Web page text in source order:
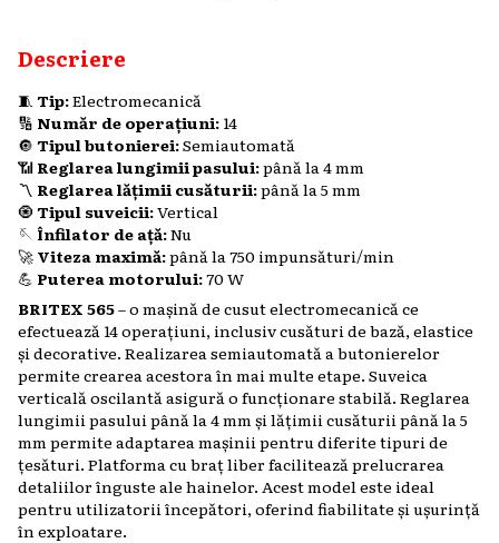
Descriere
🧵Tip:Electromecanică
🔢 Număr de operațiuni: 14
🔘 Tipul butonierei:Semiautomată
📶 Reglarea lungimii pasului:până la 4 mm
〽️ Reglarea lățimii cusăturii:până la 5 mm
🧿Tipul suveicii:Vertical
🪡 Înfilator de ață:Nu
🚀 Viteza maximă:până la 750 impunsături/min
💪 Puterea motorului:70 W​
BRITEX 565– o mașină de cusut electromecanică ce
efectuează 14 operațiuni, inclusiv cusături de bază, elastice
și decorative. Realizarea semiautomată a butonierelor
permite crearea acestora în mai multe etape. Suveica
verticală oscilantă asigură o funcționare stabilă. Reglarea
lungimii pasului până la 4 mm și lățimii cusăturii până la 5
mm permite adaptarea mașinii pentru diferite tipuri de
țesături. Platforma cu braț liber facilitează prelucrarea
detaliilor înguste ale hainelor. Acest model este ideal
pentru utilizatorii începători, oferind fiabilitate și ușurință
în exploatare.​